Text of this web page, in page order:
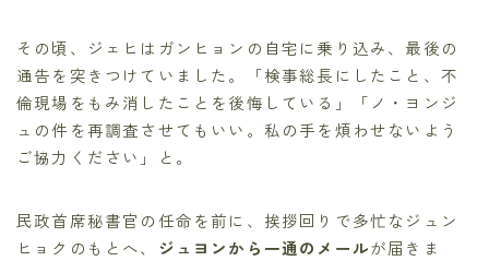
その頃、ジェヒはガンヒョンの自宅に乗り込み、最後の
通告を突きつけていました。「検事総長にしたこと、不
倫現場をもみ消したことを後悔している」「ノ・ヨンジ
ュの件を再調査させてもいい。私の手を煩わせないよう
ご協力ください」と。
民政首席秘書官の任命を前に、挨拶回りで多忙なジュン
ヒョクのもとへ、 ジュヨンから一通のメールが届きま